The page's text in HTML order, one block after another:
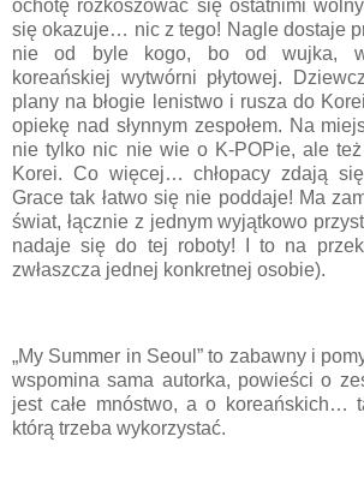
ochotę rozkoszować się ostatnimi
się okazuje… nic z tego! Nagle dostaje
nie od byle kogo, bo od wujka,
koreańskiej wytwórni płytowej.
plany na błogie lenistwo i rusza do
opiekę nad słynnym zespołem. Na
nie tylko nic nie wie o K-POPie, ale
Korei. Co więcej… chłopacy zdają
Grace tak łatwo się nie poddaje! Ma
świat, łącznie z jednym wyjątkowo
nadaje się do tej roboty! I to na
zwłaszcza jednej konkretnej osobie).
„My Summer in Seoul” to zabawny i
wspomina sama autorka, powieści o
jest całe mnóstwo, a o koreańskich…
którą trzeba wykorzystać.